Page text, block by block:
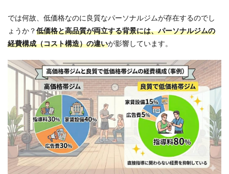
ジム
を選
ぶ3
つの
2.1
手順
の高
い指
導が
でき
る地
域の
パー
ソナ
ルジ
では何故、低価格なのに良質なパーソナルジムが存在するのでし
ょうか？低価格と高品質が両立する背景には、パーソナルジムの
経費構成（コスト構造）の違いが影響しています。